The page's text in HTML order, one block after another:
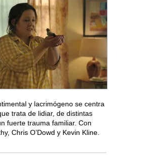
y lacrimógeno se centra
trata de lidiar, de distintas
fuerte trauma familiar. Con
Chris O’Dowd y Kevin Kline.